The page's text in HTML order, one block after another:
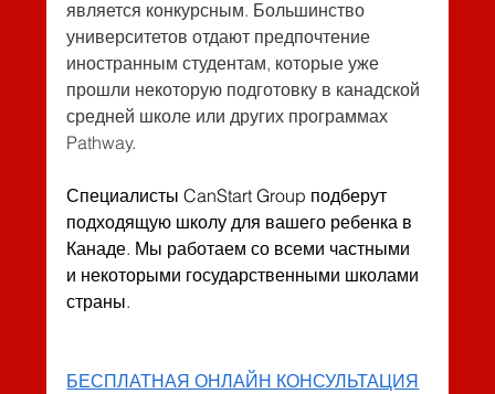
является конкурсным. Большинство
университетов отдают предпочтение
иностранным студентам, которые уже
прошли некоторую подготовку в канадской
средней школе или других программах
Pathway.
Специалисты CanStart Group подберут
подходящую школу для вашего ребенка в
Канаде. Мы работаем со всеми частными
и некоторыми государственными школами
страны.
БЕСПЛАТНАЯ ОНЛАЙН КОНСУЛЬТАЦИЯ